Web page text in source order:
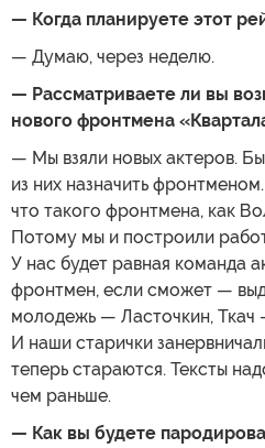
— Когда планируете этот
— Думаю, через неделю.
— Рассматриваете ли вы
нового фронтмена
— Мы взяли новых актеров.
из них назначить
что такого фронтмена, как
Потому мы и построили
У нас будет равная команда
фронтмен, если сможет —
молодежь — Ласточкин, Ткач
И наши старички
теперь стараются. Тексты
чем раньше.
— Как вы будете